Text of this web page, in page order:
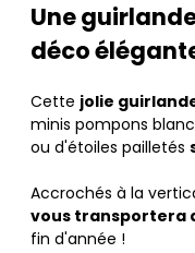
Une
déco
Cette jolie
minis pompons
ou d'étoiles pailletés
Accrochés à la
vous transportera
fin d'année !